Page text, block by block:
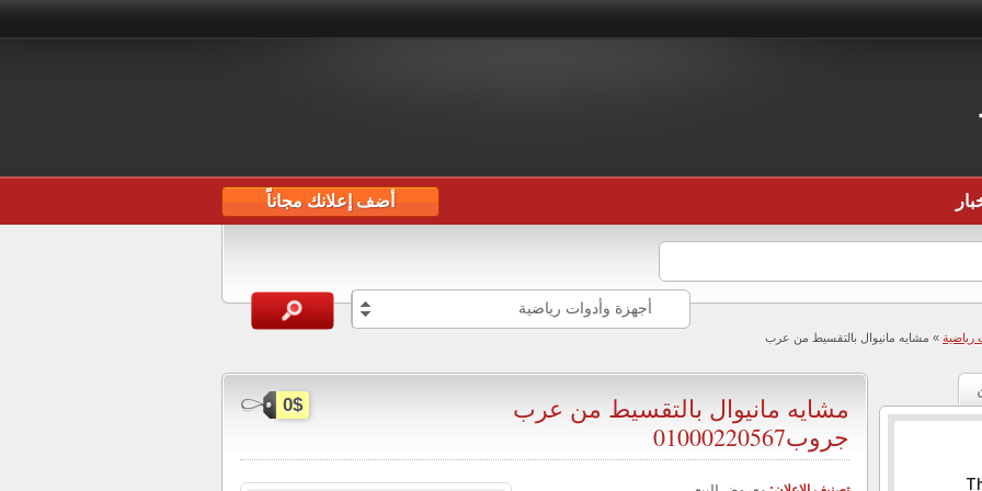
أضف إعلانك مجاناً
أجهزة وأدوات رياضية
رياضية » مشايه مانيوال بالتقسيط من عرب
0$
مشايه مانيوال بالتقسيط من عرب
جروب01000220567